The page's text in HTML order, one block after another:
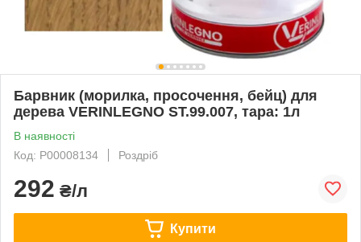
Барвник (морилка, просочення, бейц) для
дерева VERINLEGNO ST.99.007, тара: 1л
В наявності
Код: Р00008134
Роздріб
292 ₴/л
Купити